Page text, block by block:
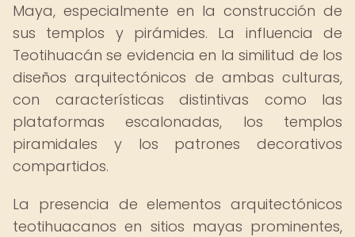
Maya, especialmente en la construcción de
sus templos y pirámides. La influencia de
Teotihuacán se evidencia en la similitud de los
diseños arquitectónicos de ambas culturas,
con características distintivas como las
plataformas escalonadas, los templos
piramidales y los patrones decorativos
compartidos.
La presencia de elementos arquitectónicos
teotihuacanos en sitios mayas prominentes,